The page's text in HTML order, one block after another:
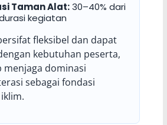
Taman Alat:30–40% dari
kegiatan
fleksibel dan dapat
kebutuhan peserta,
menjaga dominasi
sebagai fondasi